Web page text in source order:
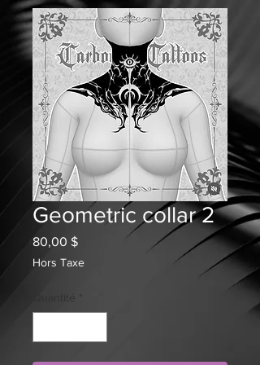
Geometric collar 2
80,00 $Prix
Hors Taxe
*